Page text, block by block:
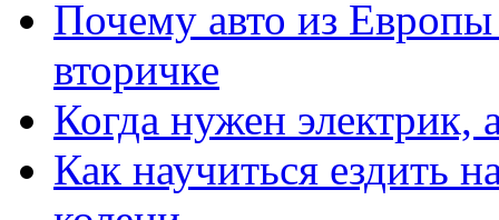
Почему авто из
вторичке
Когда нужен электрик,
Как научиться ездить